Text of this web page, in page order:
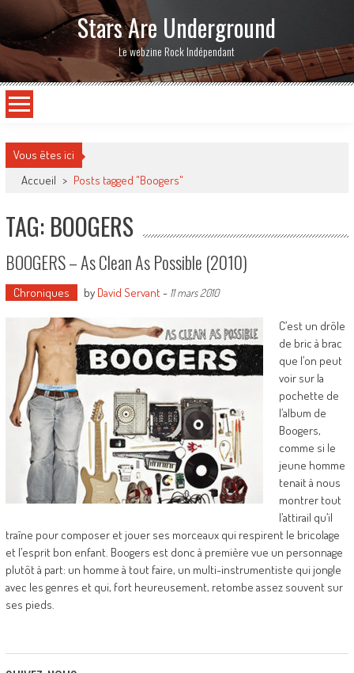
Stars Are Underground
Le webzine Rock Indépendant
Vous êtes ici
Accueil > Posts tagged "Boogers"
TAG: BOOGERS
BOOGERS – As Clean As Possible (2010)
Chroniques by David Servant- 11 mars 2010
C’est un drôle
de bric à brac
que l’on peut
voir sur la
pochette de
l’album de
Boogers,
comme si le
jeune homme
tenait à nous
montrer tout
l’attirail qu’il
traîne pour composer et jouer ses morceaux qui respirent le bricolage
et l’esprit bon enfant. Boogers est donc à première vue un personnage
plutôt à part: un homme à tout faire, un multi-instrumentiste qui jongle
avec les genres et qui, fort heureusement, retombe assez souvent sur
ses pieds.